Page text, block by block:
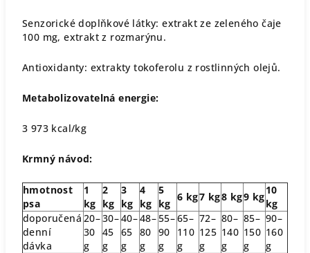
Senzorické doplňkové látky: extrakt ze zeleného čaje
100 mg, extrakt z rozmarýnu.
Antioxidanty: extrakty tokoferolu z rostlinných olejů.
Metabolizovatelná energie:
3 973 kcal/kg
Krmný návod:
hmotnost
psa
1
kg
2
kg
3
kg
4
kg
5
kg
6 kg7 kg8 kg9 kg
10
kg
doporučená
denní
dávka
20–
30
g
30–
45
g
40–
65
g
48–
80
g
55–
90
g
65–
110
g
72–
125
g
80–
140
g
85–
150
g
90–
160
g